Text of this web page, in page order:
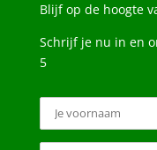
Blijf op de hoogte
Schrijf je nu in en
5